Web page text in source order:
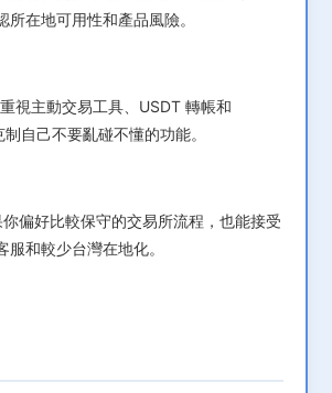
所在地可用性和產品風險。
視主動交易工具、USDT 轉帳和
自己不要亂碰不懂的功能。
偏好比較保守的交易所流程，也能接受
服和較少台灣在地化。